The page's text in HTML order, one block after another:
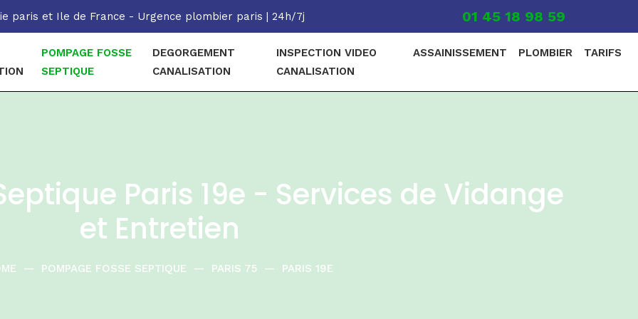
paris et Ile de France - Urgence plombier paris | 24h/7j 01 45 18 98 59
POMPAGE FOSSE
SEPTIQUE
DEGORGEMENT
CANALISATION
INSPECTION VIDEO
CANALISATION
ASSAINISSEMENT PLOMBIER TARIFS
Paris 19e - Services de Vidange
et Entretien
— POMPAGE FOSSE SEPTIQUE — PARIS 75 — PARIS 19E